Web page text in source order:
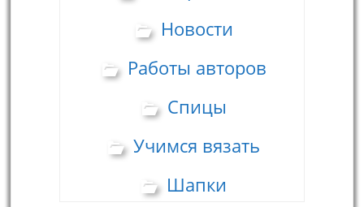
Новости
Работы авторов
Спицы
Учимся вязать
Шапки